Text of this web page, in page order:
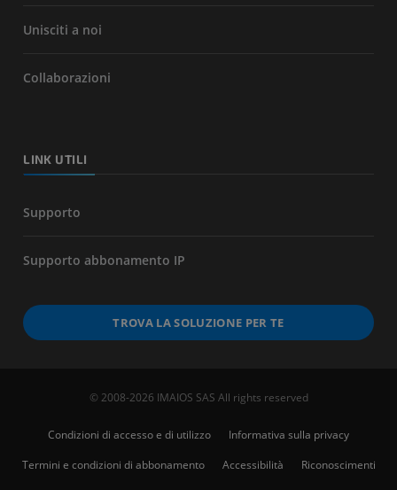
Unisciti a noi
Collaborazioni
LINK UTILI
Supporto
Supporto abbonamento IP
TROVA LA SOLUZIONE PER TE
© 2008-2026 IMAIOS SAS All rights reserved
Condizioni di accesso e di utilizzo
Informativa sulla privacy
Termini e condizioni di abbonamento
Accessibilità Riconoscimenti